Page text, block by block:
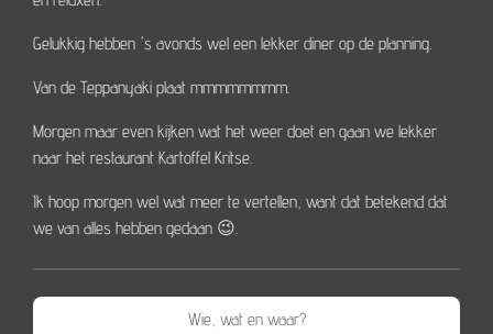
Gelukkig hebben 's avonds wel een lekker diner op de planning.
Van de Teppanyaki plaat mmmmmmmm.
Morgen maar even kijken wat het weer doet en gaan we lekker
naar het restaurant Kartoffel Kritse.
Ik hoop morgen wel wat meer te vertellen, want dat betekend dat
we van alles hebben gedaan 😉.
Wie, wat en waar?